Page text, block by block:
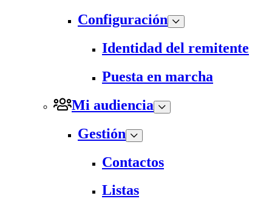
Configuración
Identidad del remitente
Puesta en marcha
Mi audiencia
Gestión
Contactos
Listas